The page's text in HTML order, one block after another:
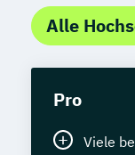
Alle
Pro
Viele